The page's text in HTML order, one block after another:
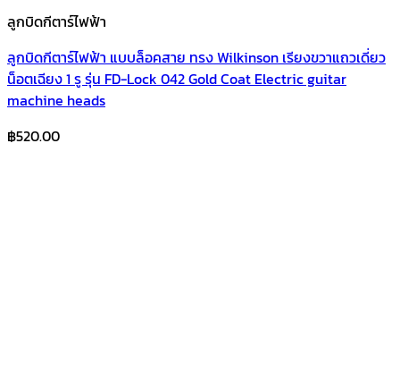
ลูกบิดกีตาร์ไฟฟ้า
ลูกบิดกีตาร์ไฟฟ้า แบบล็อคสาย ทรง Wilkinson เรียงขวาแถวเดี่ยว
น็อตเฉียง 1 รู รุ่น FD-Lock 042 Gold Coat Electric guitar
machine heads
฿520.00